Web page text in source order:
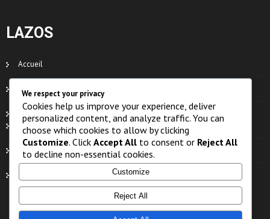
LAZOS
Accueil
Contacts
Eaux
Faune
We respect your privacy
Cookies help us improve your experience, deliver
personalized content, and analyze traffic. You can
choose which cookies to allow by clicking
Customize. Click Accept All to consent or Reject All
to decline non-essential cookies.
Customize
Reject All